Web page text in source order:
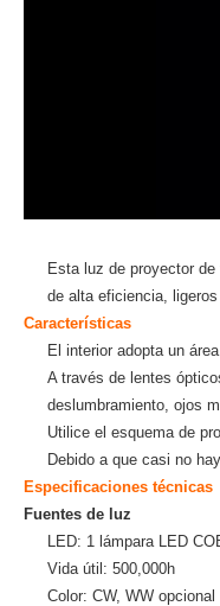
Esta luz de proyector
de alta eficiencia,
Características
El interior adopta un
A través de lentes
deslumbramiento, ojos
Utilice el esquema de
Debido a que casi no
Especificaciones técnicas
Fuentes de luz
LED: 1 lámpara LED
Vida útil: 500,000h
Color: CW, WW opcional